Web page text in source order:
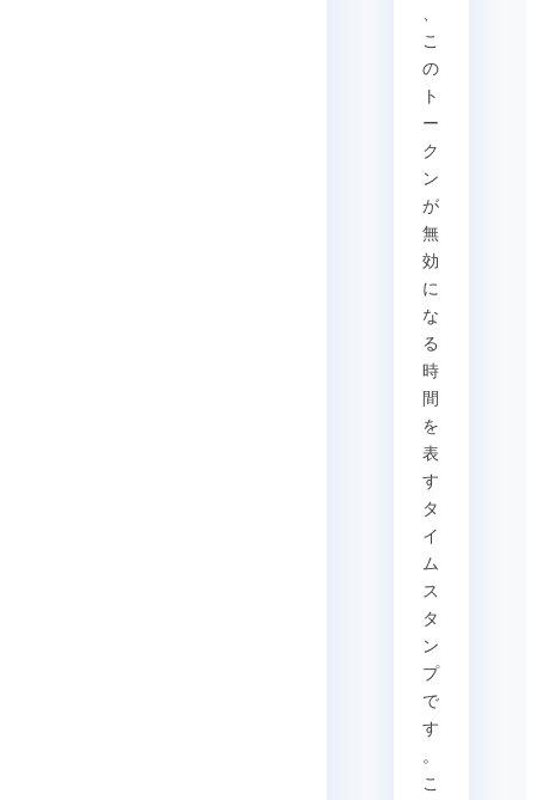
こ
の
ト
ー
ク
ン
が
無
効
に
な
る
時
間
を
表
す
タ
イ
ム
ス
タ
ン
プ
で
す
。
こ